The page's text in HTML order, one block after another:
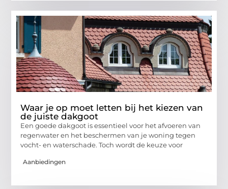
Waar je op moet letten bij het kiezen van
de juiste dakgoot
Een goede dakgoot is essentieel voor het afvoeren van
regenwater en het beschermen van je woning tegen
vocht- en waterschade. Toch wordt de keuze voor
Aanbiedingen